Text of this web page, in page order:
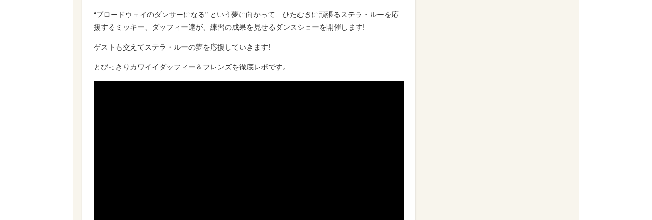
“ブロードウェイのダンサーになる” という夢に向かって、ひたむきに頑張るステラ・ルーを応
援するミッキー、ダッフィー達が、練習の成果を見せるダンスショーを開催します!
ゲストも交えてステラ・ルーの夢を応援していきます!
とびっきりカワイイダッフィー＆フレンズを徹底レポです。